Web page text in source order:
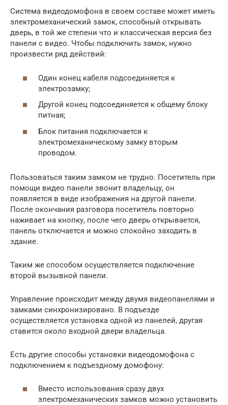
Система видеодомофона в своем составе может иметь
электромеханический замок, способный открывать
дверь, в той же степени что и классическая версия без
панели с видео. Чтобы подключить замок, нужно
произвести ряд действий:
Один конец кабеля подсоединяется к
электрозамку;
Другой конец подсоединяется к общему блоку
питная;
Блок питания подключается к
электромеханическому замку вторым
проводом.
Пользоваться таким замком не трудно. Посетитель при
помощи видео панели звонит владельцу, он
появляется в виде изображения на другой панели.
После окончания разговора посетитель повторно
наживает на кнопку, после чего дверь открывается,
панель отключается и можно спокойно заходить в
здание.
Таким же способом осуществляется подключение
второй вызывной панели.
Управление происходит между двумя видеопанелями и
замками синхронизировано. В подъезде
осуществляется установка одной из панелей, другая
ставится около входной двери владельца.
Есть другие способы установки видеодомофона с
подключением к подъездному домофону:
Вместо использования сразу двух
электромеханических замков можно установить